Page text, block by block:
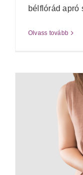
bélflórád apró
Olvass tovább